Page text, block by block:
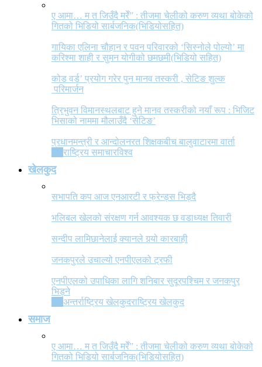
ए आमा… म त जिउँदै मरेँ” : तीजमा चेलीको करुण व्यथा बोकेको
गितको भिडियो सार्बजनिक(भिडियोसहित)
गायिका एलिना चौहान र पवन परिवारको ‘सिस्नोले पोल्यो’ मा
करिश्मा शाही र सुमन योगीको छमछमी(भिडियो सहित)
कोड वर्ड’ प्रयोग गरेर पुन मानव तस्करी , सेटिङ शुल्क
परिमार्जन
त्रिभुवन विमानस्थलबाट हुने मानव तस्करीको नयाँ रूप : भिजिट
भिसाको नाममा मौलाउँदै ‘सेटिङ’
प्रधानमन्त्री र आन्दोलनरत शिक्षकबीच बालुवाटारमा वार्ता
राष्ट्रिय समाचारविश्व
खेलकुद
सभापति कप आज एनआरटी र फ्रेन्ड्स भिड्दै
भलिबल खेलको संरक्षण गर्न आवश्यक छ वडाध्यक्ष तिवारी
सन्दीप लामिछानेलाई क्यानले गर्‍यो कारबाही
जनकपुरले उचाल्यो एनपीएलको ट्रफी
एनपीएलको उपाधिका लागि शनिबार सुदूरपश्चिम र जनकपुर
भिड्ने
अन्तर्राष्ट्रिय खेलकुदराष्ट्रिय खेलकुद
समाज
ए आमा… म त जिउँदै मरेँ” : तीजमा चेलीको करुण व्यथा बोकेको
गितको भिडियो सार्बजनिक(भिडियोसहित)